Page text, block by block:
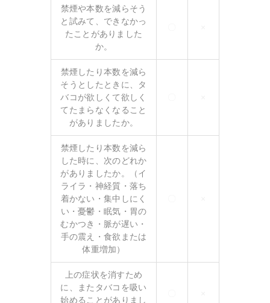
禁煙や本数を減らそう
と試みて、できなかっ
たことがありました
か。
禁煙したり本数を減ら
そうとしたときに、タ
バコが欲しくて欲しく
てたまらなくなること
がありましたか。
禁煙したり本数を減ら
した時に、次のどれか
がありましたか。（イ
ライラ・神経質・落ち
着かない・集中しにく
い・憂鬱・眠気・胃の
むかつき・脈が遅い・
手の震え・食欲または
体重増加）
上の症状を消すため
に、またタバコを吸い
始めることがありまし